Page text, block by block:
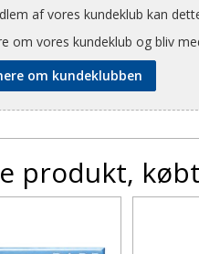
af vores kundeklub kan
om vores kundeklub og bliv
om kundeklubben
produkt,